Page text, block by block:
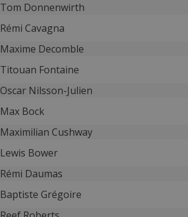
Tom Donnenwirth
Rémi Cavagna
Maxime Decomble
Titouan Fontaine
Oscar Nilsson-Julien
Max Bock
Maximilian Cushway
Lewis Bower
Rémi Daumas
Baptiste Grégoire